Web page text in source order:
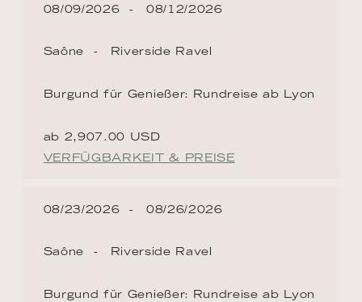
08/09/2026 08/12/2026
Saône Riverside Ravel
Burgund für Genießer: Rundreise ab Lyon
ab 2,907.00 USD
VERFÜGBARKEIT & PREISE
08/23/2026 08/26/2026
Saône Riverside Ravel
Burgund für Genießer: Rundreise ab Lyon